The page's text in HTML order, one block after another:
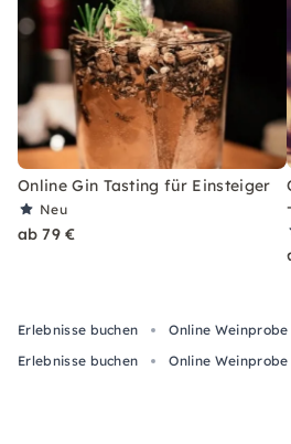
Online Gin Tasting für Einsteiger
Neu
ab 79 €
Erlebnisse buchen Online Weinprobe
Erlebnisse buchen
Online Weinprobe